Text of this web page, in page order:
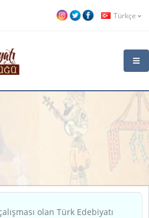
Türkçe
olan Türk Edebiyatı